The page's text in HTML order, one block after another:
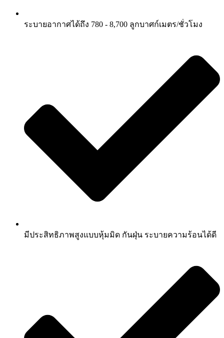
ระบายอากาศได้ถึง 780 - 8,700 ลูกบาศก์เมตร/ชั่วโมง
มีประสิทธิภาพสูงแบบหุ้มมิด กันฝุ่น ระบายความร้อนได้ดี